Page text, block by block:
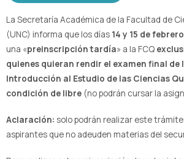
La Secretaría Académica de la Facultad de
(UNC) informa que los días 14 y 15 de
una «preinscripción tardía» a la FCQ
quienes quieran rendir el examen final de
Introducción al Estudio de las Ciencias
condición de libre (no podrán cursar la
Aclaración: solo podrán realizar este
aspirantes que no adeuden materias del